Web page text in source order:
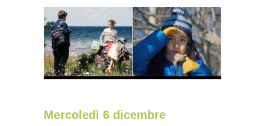
Mercoledì 6 dicembre